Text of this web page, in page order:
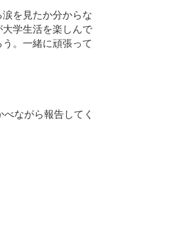
を見たか分からな
学生活を楽しんで
。一緒に頑張って
ながら報告してく